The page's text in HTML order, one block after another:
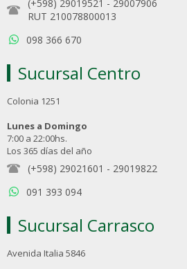
(+598) 29019521 - 29007906
RUT 210078800013
098 366 670
Sucursal Centro
Colonia 1251
Lunes a Domingo
7:00 a 22:00hs.
Los 365 días del año
(+598) 29021601 - 29019822
091 393 094
Sucursal Carrasco
Avenida Italia 5846